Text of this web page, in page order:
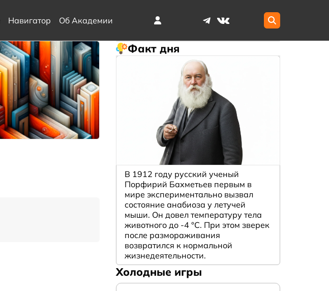
Навигатор Об Академии
Факт дня
В 1912 году русский ученый
Порфирий Бахметьев первым в
мире экспериментально вызвал
состояние анабиоза у летучей
мыши. Он довел температуру тела
животного до -4 °C. При этом зверек
после размораживания
возвратился к нормальной
жизнедеятельности.
Холодные игры